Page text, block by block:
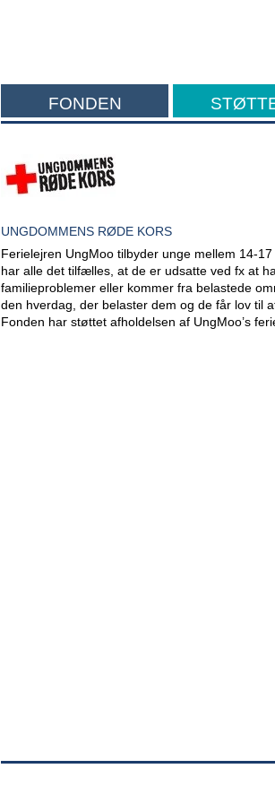
FONDEN
UNGDOMMENS RØDE KORS
Ferielejren UngMoo tilbyder unge mellem 14-
har alle det tilfælles, at de er udsatte ved fx at
familieproblemer eller kommer fra belastede
den hverdag, der belaster dem og de får lov til
Fonden har støttet afholdelsen af UngMoo’s